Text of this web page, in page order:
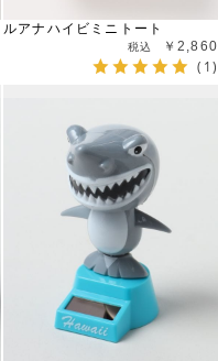
ルアナハイビミニトート
￥2,860
(1)